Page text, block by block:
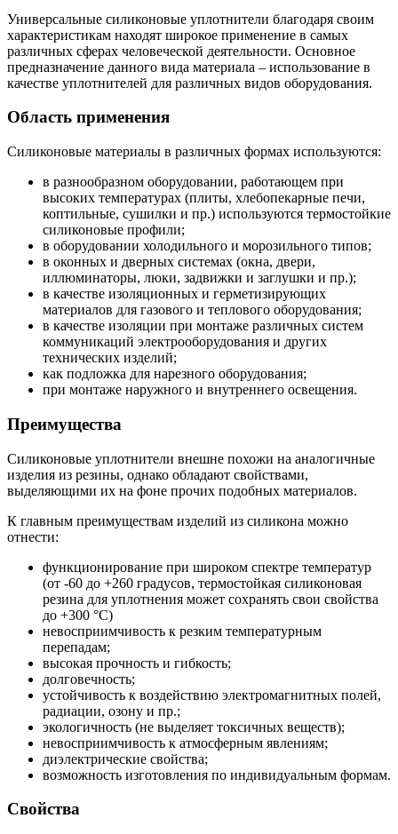
Универсальные силиконовые уплотнители благодаря своим
характеристикам находят широкое применение в самых
различных сферах человеческой деятельности. Основное
предназначение данного вида материала – использование в
качестве уплотнителей для различных видов оборудования.
Область применения
Силиконовые материалы в различных формах используются:
в разнообразном оборудовании, работающем при
высоких температурах (плиты, хлебопекарные печи,
коптильные, сушилки и пр.) используются термостойкие
силиконовые профили;
в оборудовании холодильного и морозильного типов;
в оконных и дверных системах (окна, двери,
иллюминаторы, люки, задвижки и заглушки и пр.);
в качестве изоляционных и герметизирующих
материалов для газового и теплового оборудования;
в качестве изоляции при монтаже различных систем
коммуникаций электрооборудования и других
технических изделий;
как подложка для нарезного оборудования;
при монтаже наружного и внутреннего освещения.
Преимущества
Силиконовые уплотнители внешне похожи на аналогичные
изделия из резины, однако обладают свойствами,
выделяющими их на фоне прочих подобных материалов.
К главным преимуществам изделий из силикона можно
отнести:
функционирование при широком спектре температур
(от -60 до +260 градусов, термостойкая силиконовая
резина для уплотнения может сохранять свои свойства
до +300 °С)
невосприимчивость к резким температурным
перепадам;
высокая прочность и гибкость;
долговечность;
устойчивость к воздействию электромагнитных полей,
радиации, озону и пр.;
экологичность (не выделяет токсичных веществ);
невосприимчивость к атмосферным явлениям;
диэлектрические свойства;
возможность изготовления по индивидуальным формам.
Свойства